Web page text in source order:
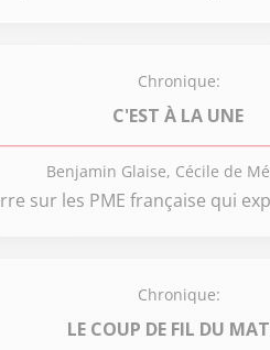
Chronique:
C'EST À LA UNE
Benjamin Glaise, Cécile de
sur les PME française qui
Chronique:
LE COUP DE FIL DU